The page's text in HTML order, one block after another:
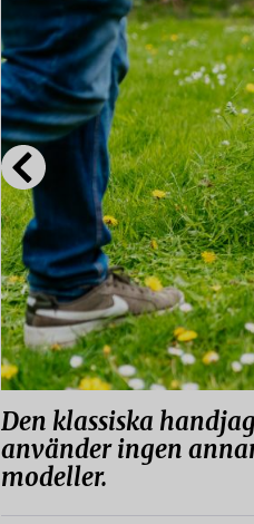
Den klassiska
använder ingen
modeller.